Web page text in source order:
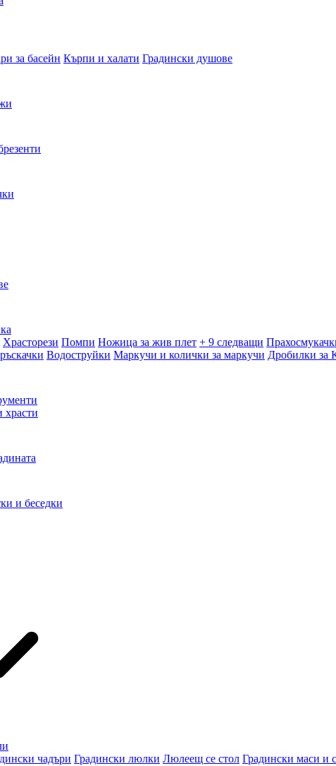
за басейн Кърпи и халати Градински душове
Храсторези Помпи Ножица за жив плет + 9 следващи
Водоструйки Маркучи и колички за маркучи Дробилки за
храсти
и беседки
чадъри Градински люлки Люлеещ се стол Градински маси и